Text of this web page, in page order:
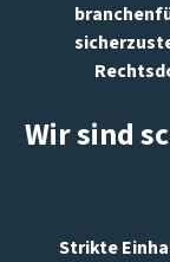
Wir sind
Strikte